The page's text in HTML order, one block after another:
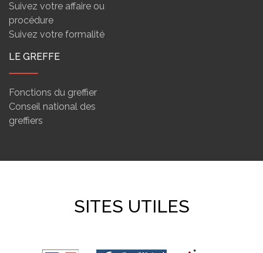
Suivez votre affaire ou
procédure
Suivez votre formalité
LE GREFFE
Fonctions du greffier
Conseil national des
greffiers
SITES UTILES